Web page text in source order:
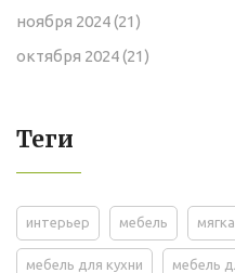
ноября 2024(21)
октября 2024(21)
Теги
интерьер мебель
мебель для кухни мебель